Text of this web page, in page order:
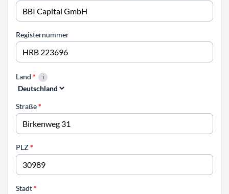
Registernummer
Land *
Straße*
PLZ*
Stadt*